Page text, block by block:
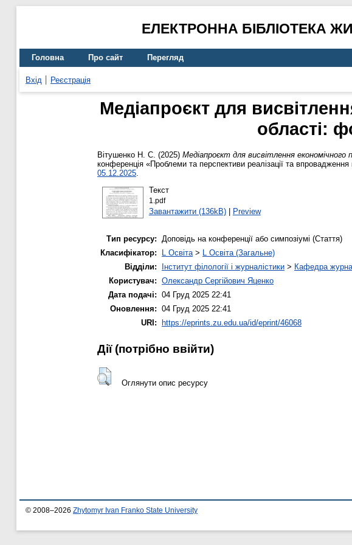
ЕЛЕКТРОННА БІБЛІОТЕКА
Головна Про сайт Перегляд
Вхід Реєстрація
Медіапроєкт для
області:
Вітушенко Н. С. (2025) Медіапроєкт для висвітлення
конференція «Проблеми та перспективи реалізації та
05.12.2025.
Текст
1.pdf
Завантажити (136kB)| Preview
Тип ресурсу: Доповідь на конференції або симпозіумі (Стаття)
Класифікатор:
L Освіта> L Освіта (Загальне)
Відділи:
Інститут філології і журналістики > Кафедра
Користувач: Олександр Сергійович Яценко
Дата подачі: 04 Груд 2025 22:41
Оновлення: 04 Груд 2025 22:41
URI:
https://eprints.zu.edu.ua/id/eprint/46068
Дії ​​(потрібно ввійти)
Оглянути опис ресурсу
© 2008–2026 Zhytomyr Ivan Franko State University